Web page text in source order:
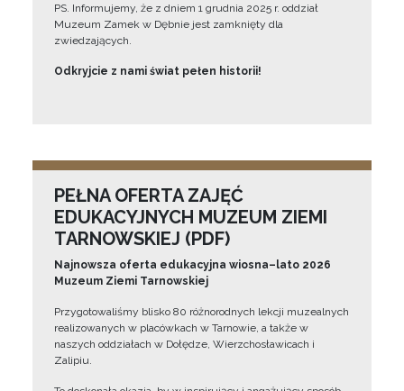
PS. Informujemy, że z dniem 1 grudnia 2025 r. oddział
Muzeum Zamek w Dębnie jest zamknięty dla
zwiedzających.
Odkryjcie z nami świat pełen historii!
PEŁNA OFERTA ZAJĘĆ
EDUKACYJNYCH MUZEUM ZIEMI
TARNOWSKIEJ (PDF)
Najnowsza oferta edukacyjna wiosna–lato 2026
Muzeum Ziemi Tarnowskiej
Przygotowaliśmy blisko 80 różnorodnych lekcji muzealnych
realizowanych w placówkach w Tarnowie, a także w
naszych oddziałach w Dołędze, Wierzchosławicach i
Zalipiu.